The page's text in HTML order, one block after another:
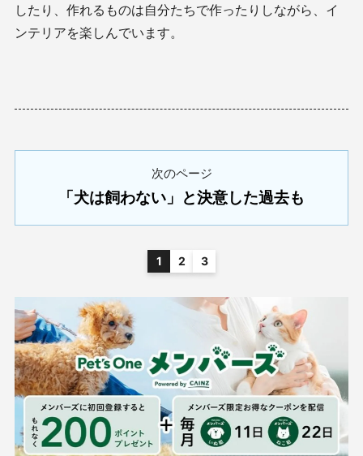
したり、作れるものは自分たちで作ったりしながら、イ
ンテリアを楽しんでいます。
次のページ
「犬は飼わない」と決意した過去も
1 2 3